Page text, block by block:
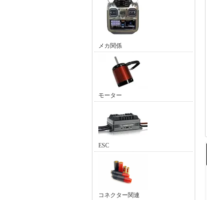
メカ関係
モーター
ESC
コネクター関連